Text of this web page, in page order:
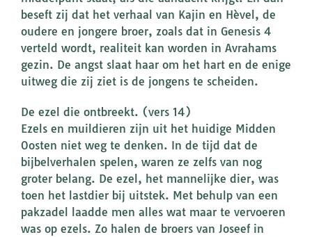
beseft zij dat het verhaal van Kajin en Hèvel, de
oudere en jongere broer, zoals dat in Genesis 4
verteld wordt, realiteit kan worden in Avrahams
gezin. De angst slaat haar om het hart en de enige
uitweg die zij ziet is de jongens te scheiden.
De ezel die ontbreekt. (vers 14)
Ezels en muildieren zijn uit het huidige Midden
Oosten niet weg te denken. In de tijd dat de
bijbelverhalen spelen, waren ze zelfs van nog
groter belang. De ezel, het mannelijke dier, was
toen het lastdier bij uitstek. Met behulp van een
pakzadel laadde men alles wat maar te vervoeren
was op ezels. Zo halen de broers van Joseef in